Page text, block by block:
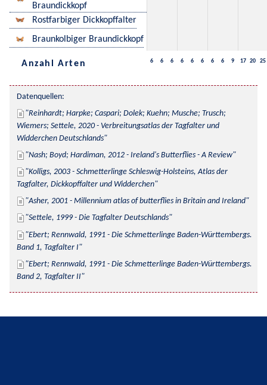
Braundickkopf
Rostfarbiger Dickkopffalter
Braunkolbiger Braundickkopf
Anzahl Arten 6 6 6 6 6 6 6 6 9 17 20 25
Datenquellen:
Reinhardt; Harpke; Caspari; Dolek; Kuehn; Musche; Trusch;
Wiemers; Settele, 2020 - Verbreitungsatlas der Tagfalter und
Widderchen Deutschlands
Nash; Boyd; Hardiman, 2012 - Ireland's Butterflies - A Review
Kolligs, 2003 - Schmetterlinge Schleswig-Holsteins, Atlas der
Tagfalter, Dickkopffalter und Widderchen
Asher, 2001 - Millennium atlas of butterflies in Britain and Ireland
Settele, 1999 - Die Tagfalter Deutschlands
Ebert; Rennwald, 1991 - Die Schmetterlinge Baden-Württembergs.
Band 1, Tagfalter I
Ebert; Rennwald, 1991 - Die Schmetterlinge Baden-Württembergs.
Band 2, Tagfalter II